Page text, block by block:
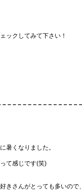
ックしてみて下さい！
暑くなりました。
て感じです(笑)
きさんがとっても多いので、